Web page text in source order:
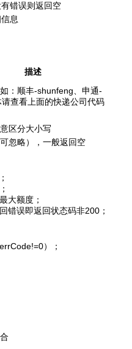
错误则返回空
息
描述
：顺丰-shunfeng、申通-
查看上面的快递公司代码
区分大小写
忽略），一般返回空
大额度；
错误即返回状态码非200；
）；